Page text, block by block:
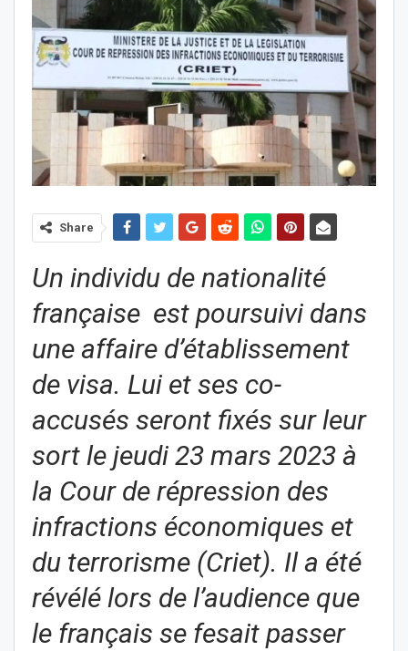
Share
Un individu de nationalité
française est poursuivi dans
une affaire d’établissement
de visa. Lui et ses co-
accusés seront fixés sur leur
sort le jeudi 23 mars 2023 à
la Cour de répression des
infractions économiques et
du terrorisme (Criet). Il a été
révélé lors de l’audience que
le français se fesait passer